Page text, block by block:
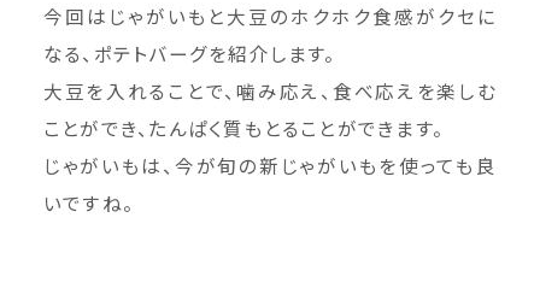
今回はじゃがいもと大豆のホクホク食感がクセに
なる、ポテトバーグを紹介します。
大豆を入れることで、噛み応え、食べ応えを楽しむ
ことができ、たんぱく質もとることができます。
じゃがいもは、今が旬の新じゃがいもを使っても良
いですね。